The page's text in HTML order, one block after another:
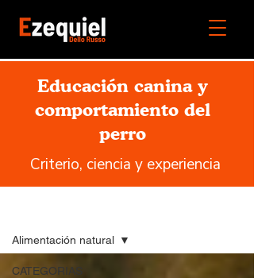
Educación canina y
comportamiento del
perro
Criterio, ciencia y experiencia
CATEGORIAS
Alimentación natural